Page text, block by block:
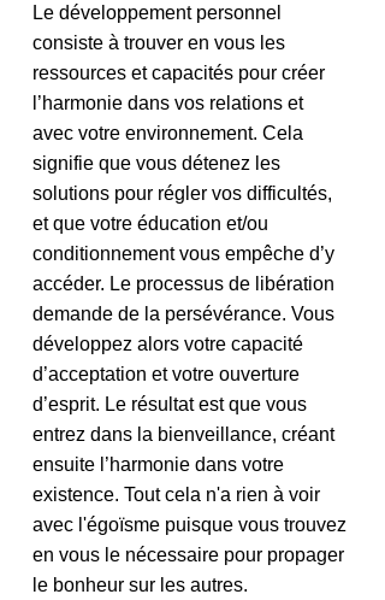
Le développement personnel
consiste à trouver en vous les
ressources et capacités pour créer
l’harmonie dans vos relations et
avec votre environnement. Cela
signifie que vous détenez les
solutions pour régler vos difficultés,
et que votre éducation et/ou
conditionnement vous empêche d’y
accéder. Le processus de libération
demande de la persévérance. Vous
développez alors votre capacité
d’acceptation et votre ouverture
d’esprit. Le résultat est que vous
entrez dans la bienveillance, créant
ensuite l’harmonie dans votre
existence. Tout cela n'a rien à voir
avec l'égoïsme puisque vous trouvez
en vous le nécessaire pour propager
le bonheur sur les autres.